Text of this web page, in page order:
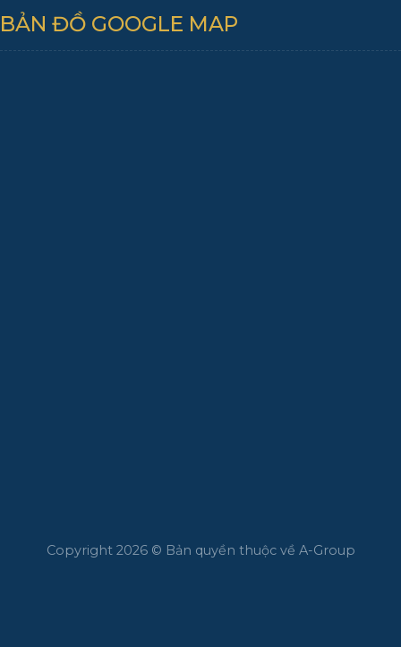
BẢN ĐỒ GOOGLE MAP
Copyright 2026 © Bản quyền thuộc về A-Group